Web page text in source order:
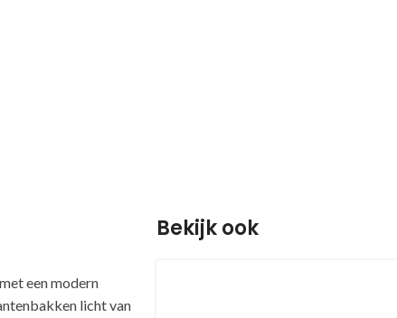
een modern
licht van
Bekijk ook